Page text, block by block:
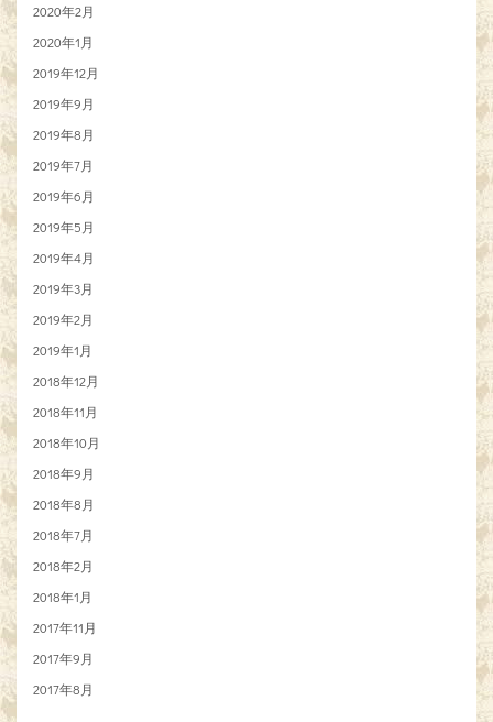
2020年2月
2020年1月
2019年12月
2019年9月
2019年8月
2019年7月
2019年6月
2019年5月
2019年4月
2019年3月
2019年2月
2019年1月
2018年12月
2018年11月
2018年10月
2018年9月
2018年8月
2018年7月
2018年2月
2018年1月
2017年11月
2017年9月
2017年8月